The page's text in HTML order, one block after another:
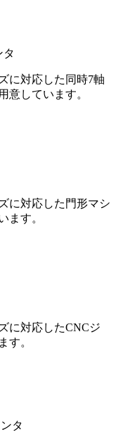
タ
に対応した同時7軸
意しています。
に対応した門形マシ
ます。
に対応したCNCジ
す。
タ